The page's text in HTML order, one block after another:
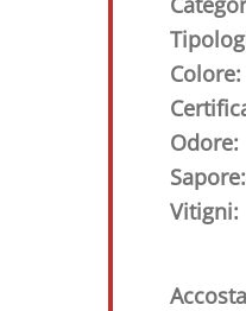
Colore:
Odore:
Sapore:
Vitigni: